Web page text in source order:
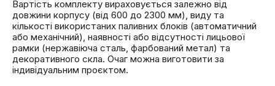
Вартість комплекту вираховується залежно від
довжини корпусу (від 600 до 2300 мм), виду та
кількості використаних паливних блоків (автоматичний
або механічний), наявності або відсутності лицьової
рамки (нержавіюча сталь, фарбований метал) та
декоративного скла. Очаг можна виготовити за
індивідуальним проєктом.